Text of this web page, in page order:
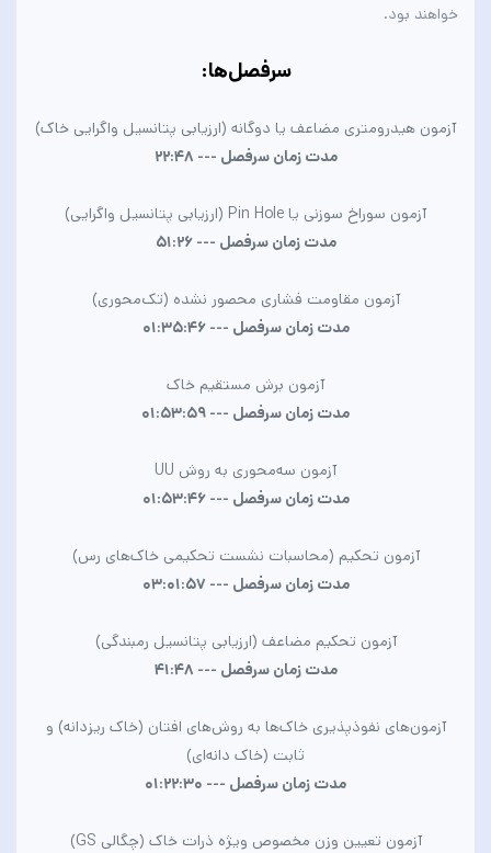
خواهند بود.
سرفصل‌ها:
آزمون هیدرومتری مضاعف یا دوگانه (ارزیابی پتانسیل واگرایی خاک)
مدت زمان سرفصل --- 22:48
آزمون سوراخ سوزنی یا Pin Hole (ارزیابی پتانسیل واگرایی)
مدت زمان سرفصل --- 51:26
آزمون مقاومت فشاری محصور نشده (تک‌محوری)
مدت زمان سرفصل --- 01:35:46
آزمون برش مستقیم خاک
مدت زمان سرفصل --- 01:53:59
آزمون سه‌محوری به روش UU
مدت زمان سرفصل --- 01:53:46
آزمون تحکیم (محاسبات نشست تحکیمی خاک‌های رس)
مدت زمان سرفصل --- 03:01:57
آزمون تحکیم مضاعف (ارزیابی پتانسیل رمبندگی)
مدت زمان سرفصل --- 41:48
آزمون‌های نفوذپذیری خاک‌ها به روش‌های افتان (خاک ریزدانه) و
ثابت (خاک دانه‌ای)
مدت زمان سرفصل --- 01:22:30
آزمون تعیین وزن مخصوص ویژه ذرات خاک (چگالی GS
)